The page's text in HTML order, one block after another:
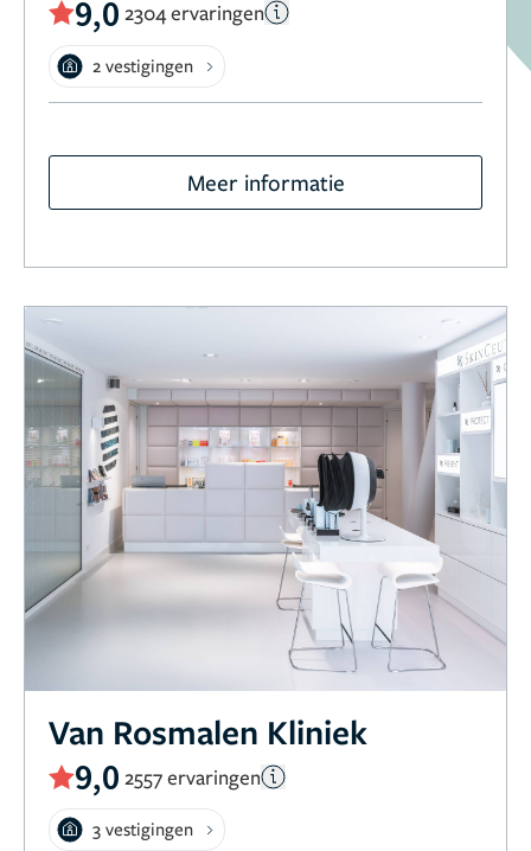
9,0 2304 ervaringen
2 vestigingen
Meer informatie
Van Rosmalen Kliniek
9,0 2557 ervaringen
3 vestigingen